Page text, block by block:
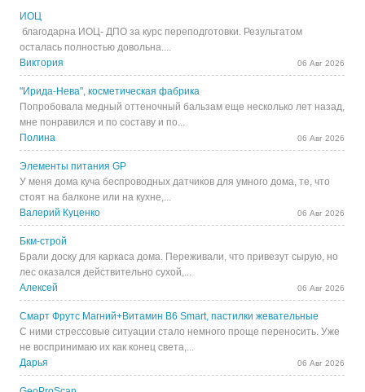
ИОЦ
благодарна ИОЦ- ДПО за курс переподготовки. Результатом
осталась полностью довольна....
Виктория
06 Авг 2026
"Ирида-Нева", косметическая фабрика
Попробовала медный оттеночный бальзам еще несколько лет назад,
мне понравился и по составу и по...
Полина
06 Авг 2026
Элементы питания GP
У меня дома куча беспроводных датчиков для умного дома, те, что
стоят на балконе или на кухне,...
Валерий Куценко
06 Авг 2026
Бкм-строй
Брали доску для каркаса дома. Переживали, что привезут сырую, но
лес оказался действительно сухой,...
Алексей
06 Авг 2026
Смарт Фрутс Магний+Витамин В6 Smart, пастилки жевательные
С ними стрессовые ситуации стало немного проще переносить. Уже
не воспринимаю их как конец света,...
Дарья
06 Авг 2026